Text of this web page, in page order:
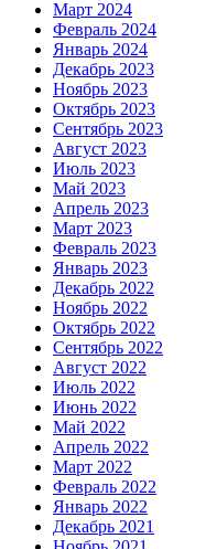
Март 2024
Февраль 2024
Январь 2024
Декабрь 2023
Ноябрь 2023
Октябрь 2023
Сентябрь 2023
Август 2023
Июль 2023
Май 2023
Апрель 2023
Март 2023
Февраль 2023
Январь 2023
Декабрь 2022
Ноябрь 2022
Октябрь 2022
Сентябрь 2022
Август 2022
Июль 2022
Июнь 2022
Май 2022
Апрель 2022
Март 2022
Февраль 2022
Январь 2022
Декабрь 2021